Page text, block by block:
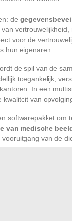
de
vertrouwelijkheid,
voor de
hun eigenaren.
de spil van de
toegankelijk,
In een
kwaliteit van
softwarepakket om
van medische
vooruitgang van de